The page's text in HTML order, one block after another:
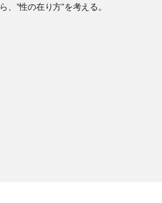
ら、”性の在り方”を考える。